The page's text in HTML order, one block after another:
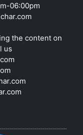
06:00pm
the content on
us